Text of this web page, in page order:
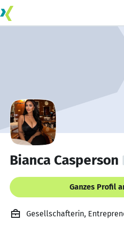
Bianca Casperson
Ganzes Profil
Gesellschafterin,